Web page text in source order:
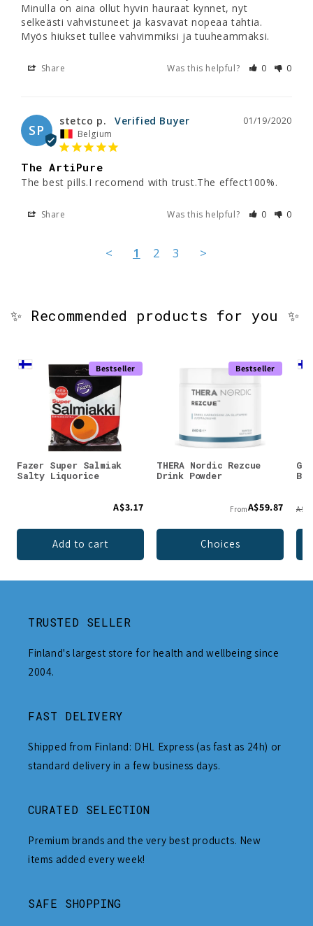
Minulla on aina ollut hyvin hauraat kynnet, nyt
selkeästi vahvistuneet ja kasvavat nopeaa tahtia.
Myös hiukset tullee vahvimmiksi ja tuuheammaksi.
Share Was this helpful? 0 0
SP
01/19/2020
stetco p.
Belgium
The ArtiPure
The best pills.I recomend with trust.The effect100%.
Share Was this helpful? 0 0
< 1 2 3 >
✨ Recommended products for you ✨
Bestseller
Fazer Super Salmiak
Salty Liquorice
A$3.17
Add to cart
Bestseller
THERA Nordic Rezcue
Drink Powder
FromA$59.87
Choices
TRUSTED SELLER
Finland's largest store for health and wellbeing since
2004.
FAST DELIVERY
Shipped from Finland: DHL Express (as fast as 24h) or
standard delivery in a few business days.
CURATED SELECTION
Premium brands and the very best products. New
items added every week!
SAFE SHOPPING